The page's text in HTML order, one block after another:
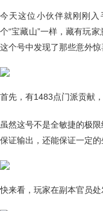
今天这位小伙伴就刚刚
个“宝藏山”一样，藏有玩
这个号中发现了那些意外惊
首先，有1483点门派贡献
虽然这号不是全敏捷的极
保证输出，还能保证一定的
快来看，玩家在副本官员